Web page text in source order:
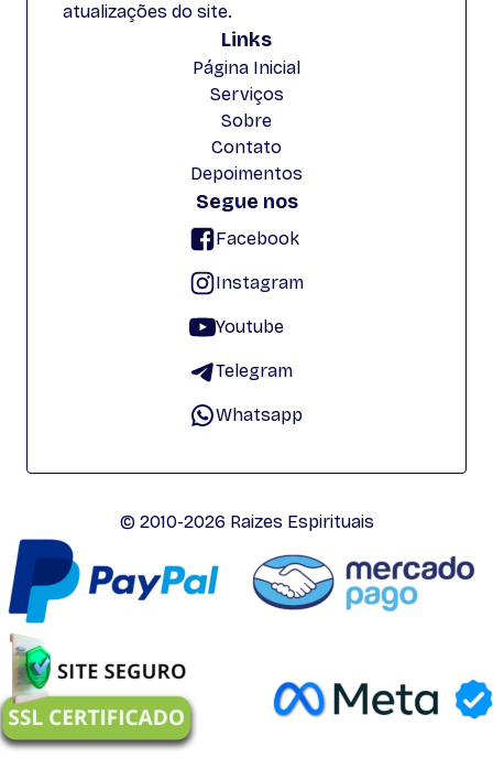
atualizações do site.
Links
Página Inicial
Serviços
Sobre
Contato
Depoimentos
Segue nos
Facebook
Instagram
Youtube
Telegram
Whatsapp
© 2010-2026 Raizes Espirituais